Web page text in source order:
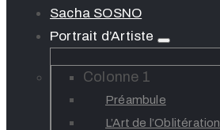
Sacha SOSNO
Portrait d’Artiste
Colonne 1
Préambule
L’Art de l’Oblitération